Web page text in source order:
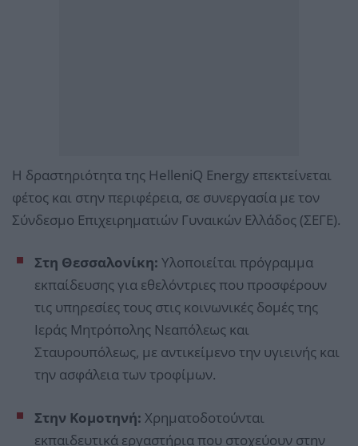
Η δραστηριότητα της HelleniQ Energy επεκτείνεται
φέτος και στην περιφέρεια, σε συνεργασία με τον
Σύνδεσμο Επιχειρηματιών Γυναικών Ελλάδος (ΣΕΓΕ).
Στη Θεσσαλονίκη: Υλοποιείται πρόγραμμα
εκπαίδευσης για εθελόντριες που προσφέρουν
τις υπηρεσίες τους στις κοινωνικές δομές της
Ιεράς Μητρόπολης Νεαπόλεως και
Σταυρουπόλεως, με αντικείμενο την υγιεινής και
την ασφάλεια των τροφίμων.
Στην Κομοτηνή: Χρηματοδοτούνται
εκπαιδευτικά εργαστήρια που στοχεύουν στην